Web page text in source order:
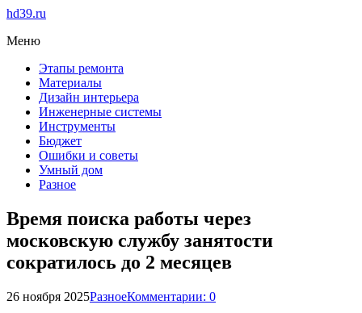
hd39.ru
Меню
Этапы ремонта
Материалы
Дизайн интерьера
Инженерные системы
Инструменты
Бюджет
Ошибки и советы
Умный дом
Разное
Время поиска работы через
московскую службу занятости
сократилось до 2 месяцев
26 ноября 2025РазноеКомментарии: 0